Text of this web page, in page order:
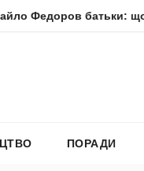
батьки: що відомо про
ПОРАДИ